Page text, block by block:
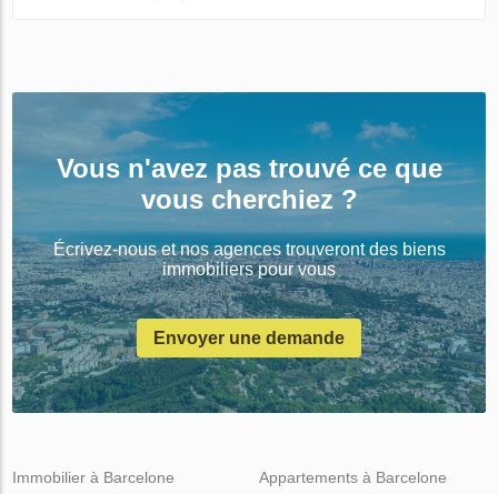
Vous n'avez pas trouvé ce que
vous cherchiez ?
Écrivez-nous et nos agences trouveront des biens
immobiliers pour vous
Envoyer une demande
Immobilier à Barcelone
Appartements à Barcelone